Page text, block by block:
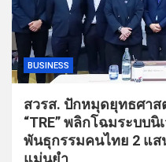
BUSINESS
สวรส. ปักหมุดยุทธศาส
“TRE” พลิกโฉมระบบ
พันธุกรรมคนไทย 2 แส
แม่นยำ